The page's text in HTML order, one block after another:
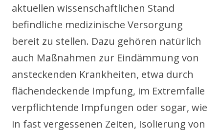
aktuellen wissenschaftlichen Stand
befindliche medizinische Versorgung
bereit zu stellen. Dazu gehören natürlich
auch Maßnahmen zur Eindämmung von
ansteckenden Krankheiten, etwa durch
flächendeckende Impfung, im Extremfalle
verpflichtende Impfungen oder sogar, wie
in fast vergessenen Zeiten, Isolierung von